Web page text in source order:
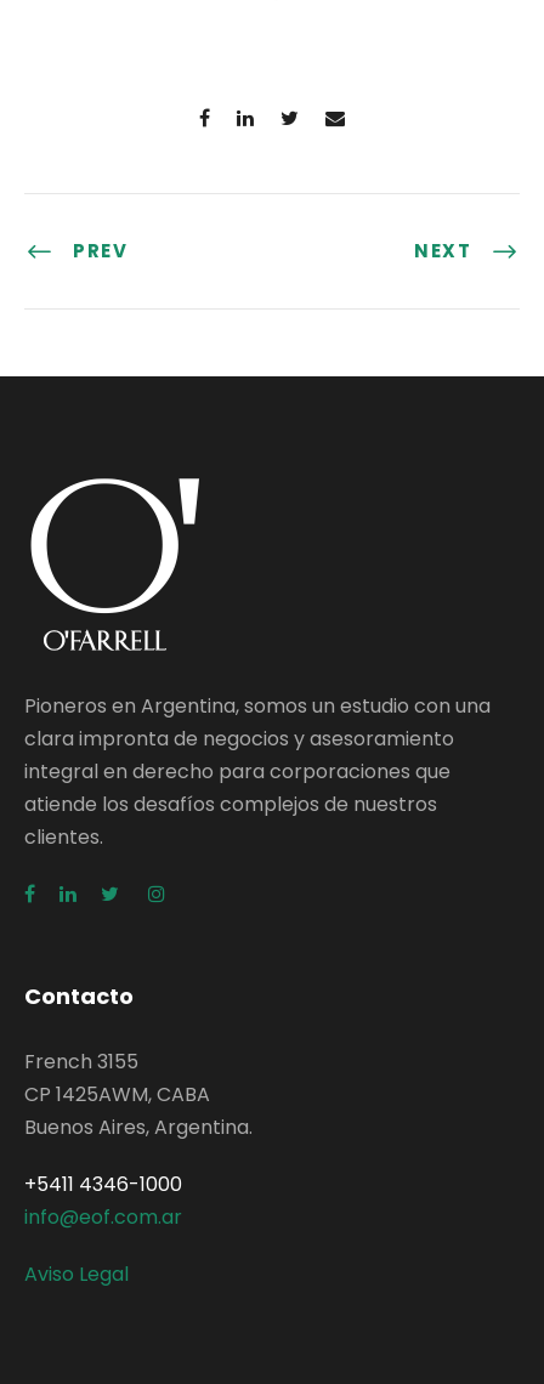
PREV NEXT
Pioneros en Argentina, somos un estudio con una
clara impronta de negocios y asesoramiento
integral en derecho para corporaciones que
atiende los desafíos complejos de nuestros
clientes.
Contacto
French 3155
CP 1425AWM, CABA
Buenos Aires, Argentina.
+5411 4346-1000
info@eof.com.ar
Aviso Legal